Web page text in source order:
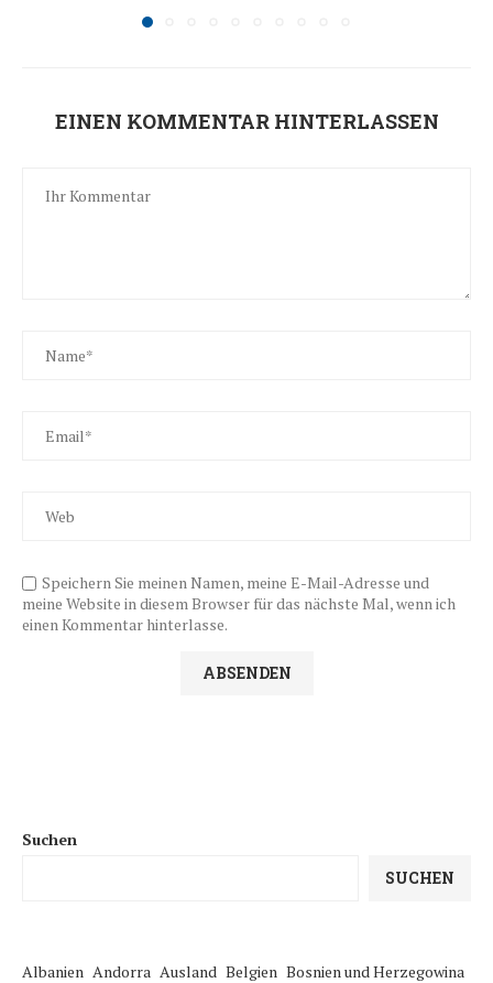
EINEN KOMMENTAR HINTERLASSEN
Speichern Sie meinen Namen, meine E-Mail-Adresse und
meine Website in diesem Browser für das nächste Mal, wenn ich
einen Kommentar hinterlasse.
Suchen
SUCHEN
Albanien Andorra Ausland Belgien Bosnien und Herzegowina